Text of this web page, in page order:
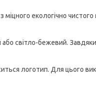
міцного екологічно
або світло-бежевий.
логотип. Для цього